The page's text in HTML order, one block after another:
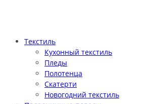
Текстиль
Кухонный текстиль
Пледы
Полотенца
Скатерти
Новогодний текстиль